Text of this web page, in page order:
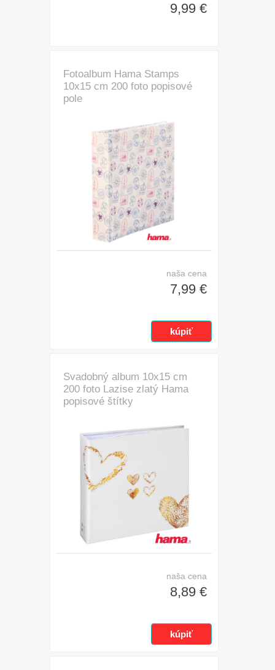
9,99 €
Fotoalbum Hama Stamps
10x15 cm 200 foto popisové
pole
naša cena
7,99 €
Svadobný album 10x15 cm
200 foto Lazise zlatý Hama
popisové štítky
naša cena
8,89 €